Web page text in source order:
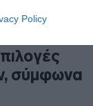
Policy
σύμφωνα